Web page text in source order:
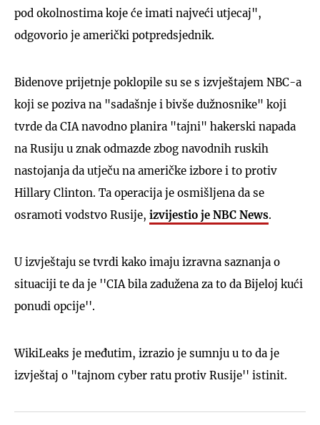
pod okolnostima koje će imati najveći utjecaj",
odgovorio je američki potpredsjednik.
Bidenove prijetnje poklopile su se s izvještajem NBC-a
koji se poziva na "sadašnje i bivše dužnosnike" koji
tvrde da CIA navodno planira "tajni" hakerski napada
na Rusiju u znak odmazde zbog navodnih ruskih
nastojanja da utječu na američke izbore i to protiv
Hillary Clinton. Ta operacija je osmišljena da se
osramoti vodstvo Rusije, izvijestio je NBC News.
U izvještaju se tvrdi kako imaju izravna saznanja o
situaciji te da je ''CIA bila zadužena za to da Bijeloj kući
ponudi opcije''.
WikiLeaks je međutim, izrazio je sumnju u to da je
izvještaj o "tajnom cyber ratu protiv Rusije'' istinit.